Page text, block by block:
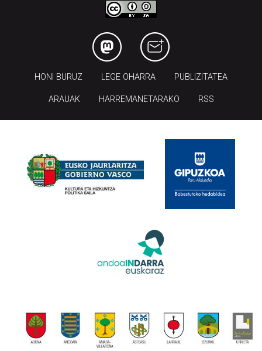
HONI BURUZ LEGE OHARRA PUBLIZITATEA
ARAUAK HARREMANETARAKO RSS